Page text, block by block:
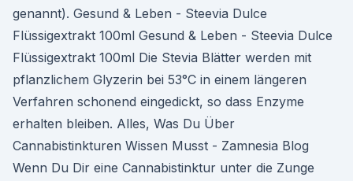
genannt). Gesund & Leben - Steevia Dulce
Flüssigextrakt 100ml Gesund & Leben - Steevia Dulce
Flüssigextrakt 100ml Die Stevia Blätter werden mit
pflanzlichem Glyzerin bei 53°C in einem längeren
Verfahren schonend eingedickt, so dass Enzyme
erhalten bleiben. Alles, Was Du Über
Cannabistinkturen Wissen Musst - Zamnesia Blog
Wenn Du Dir eine Cannabistinktur unter die Zunge